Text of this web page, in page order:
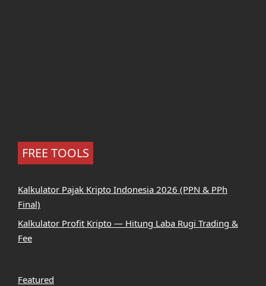
FREE TOOLS
Kalkulator Pajak Kripto Indonesia 2026 (PPN & PPh
Final)
Kalkulator Profit Kripto — Hitung Laba Rugi Trading &
Fee
Featured